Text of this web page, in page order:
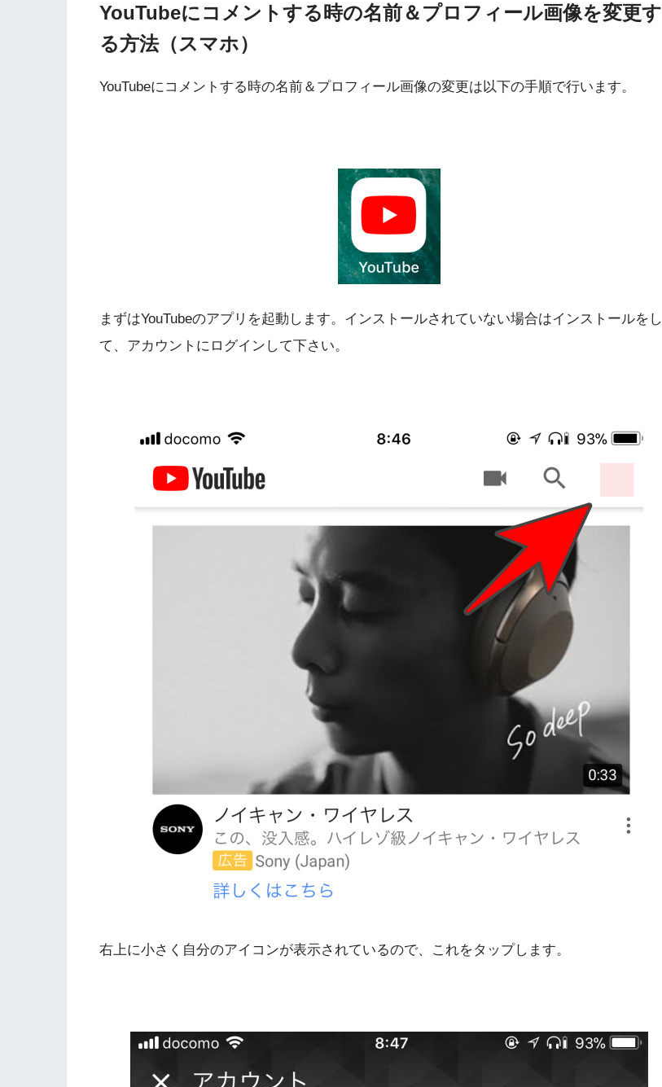
YouTubeにコメントする時の名前＆プロフィール画像を変更す
る方法（スマホ）
YouTubeにコメントする時の名前＆プロフィール画像の変更は以下の手順で行います。
まずはYouTubeのアプリを起動します。インストールされていない場合はインストールをし
て、アカウントにログインして下さい。
右上に小さく自分のアイコンが表示されているので、これをタップします。